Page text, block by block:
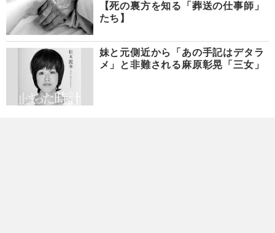
【死の裏方を知る「葬送の仕事師」
たち】
妹と元側近から「あの手記はデタラ
メ」と非難される麻原彰晃「三女」